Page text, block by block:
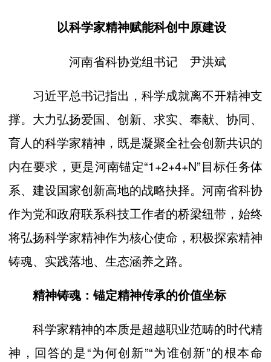
以科学家精神赋能科创中原建设
河南省科协党组书记 尹洪斌
习近平总书记指出，科学成就离不开精神支
撑。大力弘扬爱国、创新、求实、奉献、协同、
育人的科学家精神，既是凝聚全社会创新共识的
内在要求，更是河南锚定“1+2+4+N”目标任务体
系、建设国家创新高地的战略抉择。河南省科协
作为党和政府联系科技工作者的桥梁纽带，始终
将弘扬科学家精神作为核心使命，积极探索精神
铸魂、实践落地、生态涵养之路。
精神铸魂：锚定精神传承的价值坐标
科学家精神的本质是超越职业范畴的时代精
神，回答的是“为何创新”“为谁创新”的根本命